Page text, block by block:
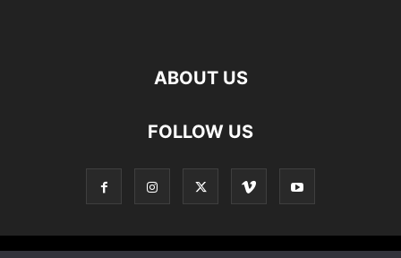
ABOUT US
FOLLOW US